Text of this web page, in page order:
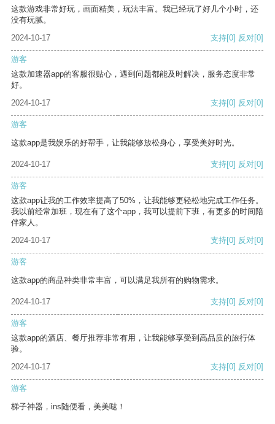
这款游戏非常好玩，画面精美，玩法丰富。我已经玩了好几个小时，还
没有玩腻。
2024-10-17
支持[0] 反对[0]
游客
这款加速器app的客服很贴心，遇到问题都能及时解决，服务态度非常
好。
2024-10-17
支持[0] 反对[0]
游客
这款app是我娱乐的好帮手，让我能够放松身心，享受美好时光。
2024-10-17 支持[0] 反对[0]
游客
这款app让我的工作效率提高了50%，让我能够更轻松地完成工作任务。
我以前经常加班，现在有了这个app，我可以提前下班，有更多的时间陪
伴家人。
2024-10-17
支持[0] 反对[0]
游客
这款app的商品种类非常丰富，可以满足我所有的购物需求。
2024-10-17 支持[0] 反对[0]
游客
这款app的酒店、餐厅推荐非常有用，让我能够享受到高品质的旅行体
验。
2024-10-17
支持[0] 反对[0]
游客
梯子神器，ins随便看，美美哒！